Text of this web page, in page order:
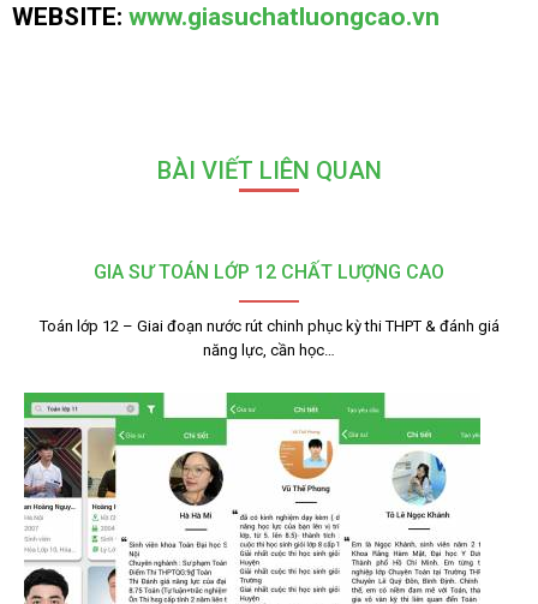
WEBSITE: www.giasuchatluongcao.vn
BÀI VIẾT LIÊN QUAN
GIA SƯ TOÁN LỚP 12 CHẤT LƯỢNG CAO
Toán lớp 12 – Giai đoạn nước rút chinh phục kỳ thi THPT & đánh giá
năng lực, cần học…